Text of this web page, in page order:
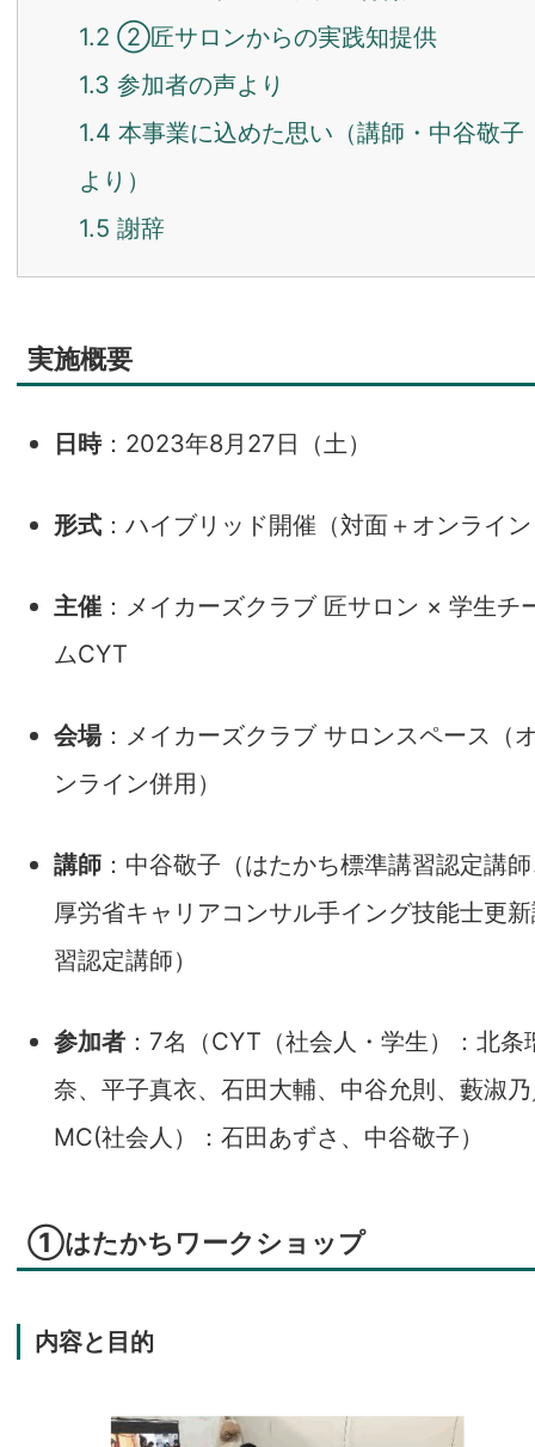
1.2 ②匠サロンからの実践知提供
1.3 参加者の声より
1.4 本事業に込めた思い（講師・中谷敬子
より）
1.5 謝辞
実施概要
日時：2023年8月27日（土）
形式：ハイブリッド開催（対面＋オンライ
主催：メイカーズクラブ 匠サロン × 学生チ
ムCYT
会場：メイカーズクラブ サロンスペース（
ンライン併用）
講師：中谷敬子（はたかち標準講習認定講
厚労省キャリアコンサル手イング技能士更
習認定講師）
参加者：7名（CYT（社会人・学生）：北条
奈、平子真衣、石田大輔、中谷允則、藪淑
MC(社会人）：石田あずさ、中谷敬子）
①はたかちワークショップ
内容と目的